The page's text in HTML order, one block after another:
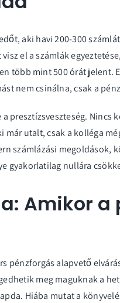
aki havi 200-300
el a számlák
több mint 500 órát jelent.
nem csinálna, csak a
presztízsveszteség. Nincs
utalt, csak a kolléga
számlázási megoldások,
gyakorlatilag nullára
Amikor a
pénzforgás alapvető
meg maguknak a
Hiába mutat a